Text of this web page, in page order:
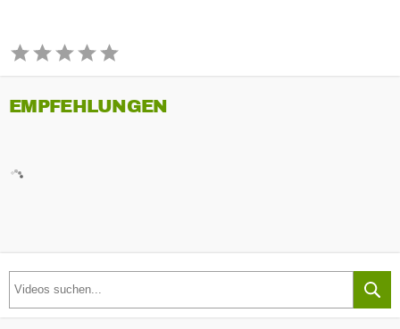
EMPFEHLUNGEN